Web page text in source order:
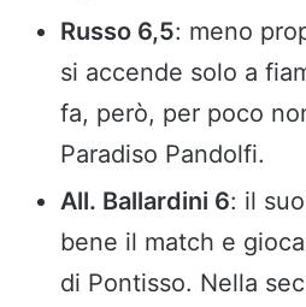
Russo 6,5: meno
si accende solo a
fa, però, per poco
Paradiso Pandolfi.
All. Ballardini 6: il
bene il match e
di Pontisso. Nella